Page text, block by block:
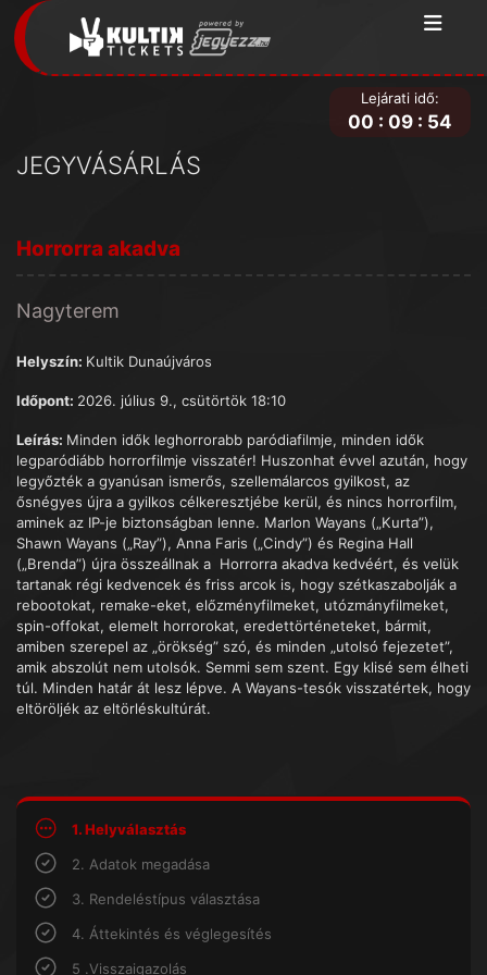
JEGYVÁSÁRLÁS
Lejárati idő:
00 : 09 : 54
Horrorra akadva
Nagyterem
Helyszín: Kultik Dunaújváros
Időpont: 2026. július 9., csütörtök 18:10
Leírás: Minden idők leghorrorabb paródiafilmje, minden idők
legparódiább horrorfilmje visszatér! Huszonhat évvel azután, hogy
legyőzték a gyanúsan ismerős, szellemálarcos gyilkost, az
ősnégyes újra a gyilkos célkeresztjébe kerül, és nincs horrorfilm,
aminek az IP-je biztonságban lenne. Marlon Wayans („Kurta”),
Shawn Wayans („Ray”), Anna Faris („Cindy”) és Regina Hall
(„Brenda”) újra összeállnak a Horrorra akadva kedvéért, és velük
tartanak régi kedvencek és friss arcok is, hogy szétkaszabolják a
rebootokat, remake-eket, előzményfilmeket, utózmányfilmeket,
spin-offokat, elemelt horrorokat, eredettörténeteket, bármit,
amiben szerepel az „örökség” szó, és minden „utolsó fejezetet”,
amik abszolút nem utolsók. Semmi sem szent. Egy klisé sem élheti
túl. Minden határ át lesz lépve. A Wayans-tesók visszatértek, hogy
eltöröljék az eltörléskultúrát.
1. Helyválasztás
2. Adatok megadása
3. Rendeléstípus választása
4. Áttekintés és véglegesítés
5 .Visszaigazolás